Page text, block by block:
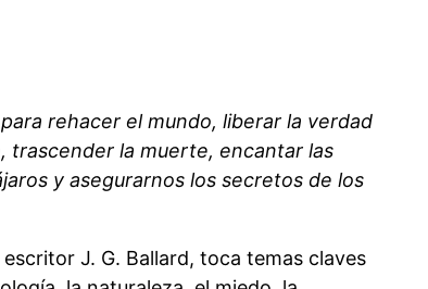
rehacer el mundo, liberar la verdad
trascender la muerte, encantar las
y asegurarnos los secretos de los
J. G. Ballard, toca temas claves